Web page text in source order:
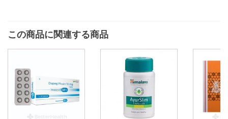
この商品に関連する商品